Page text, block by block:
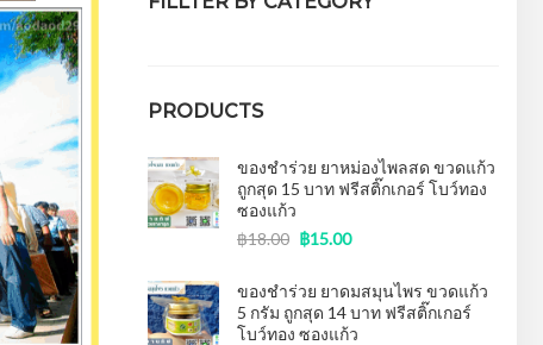
PRODUCTS
ของชำร่วย ยาหม่องไพลสด ขวดแก้ว
ถูกสุด 15 บาท ฟรีสติ๊กเกอร์ โบว์ทอง
ซองแก้ว
฿18.00 ฿15.00
ของชำร่วย ยาดมสมุนไพร ขวดแก้ว
5 กรัม ถูกสุด 14 บาท ฟรีสติ๊กเกอร์
โบว์ทอง ซองแก้ว